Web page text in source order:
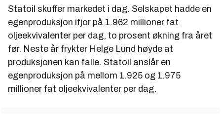
Statoil skuffer markedet i dag. Selskapet hadde en
egenproduksjon ifjor på 1.962 millioner fat
oljeekvivalenter per dag, to prosent økning fra året
før. Neste år frykter Helge Lund høyde at
produksjonen kan falle. Statoil anslår en
egenproduksjon på mellom 1.925 og 1.975
millioner fat oljeekvivalenter per dag.